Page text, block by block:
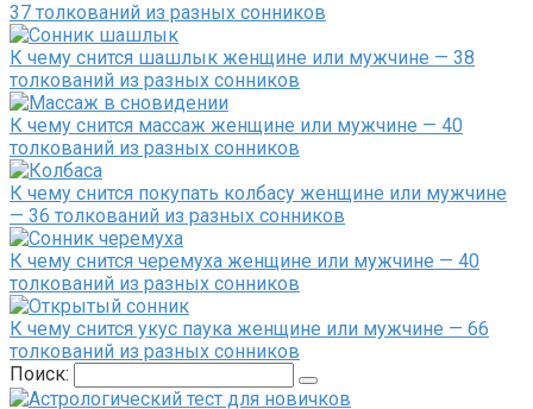
37 толкований из разных сонников
К чему снится шашлык женщине или мужчине — 38
толкований из разных сонников
К чему снится массаж женщине или мужчине — 40
толкований из разных сонников
К чему снится покупать колбасу женщине или мужчине
— 36 толкований из разных сонников
К чему снится черемуха женщине или мужчине — 40
толкований из разных сонников
К чему снится укус паука женщине или мужчине — 66
толкований из разных сонников
Поиск: